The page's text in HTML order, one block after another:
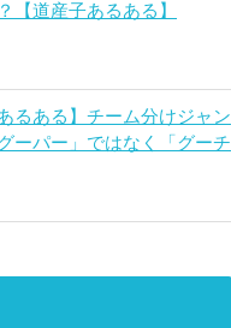
【道産子あるある】
るある】チーム分けジャン
ーパー」ではなく「グーチ